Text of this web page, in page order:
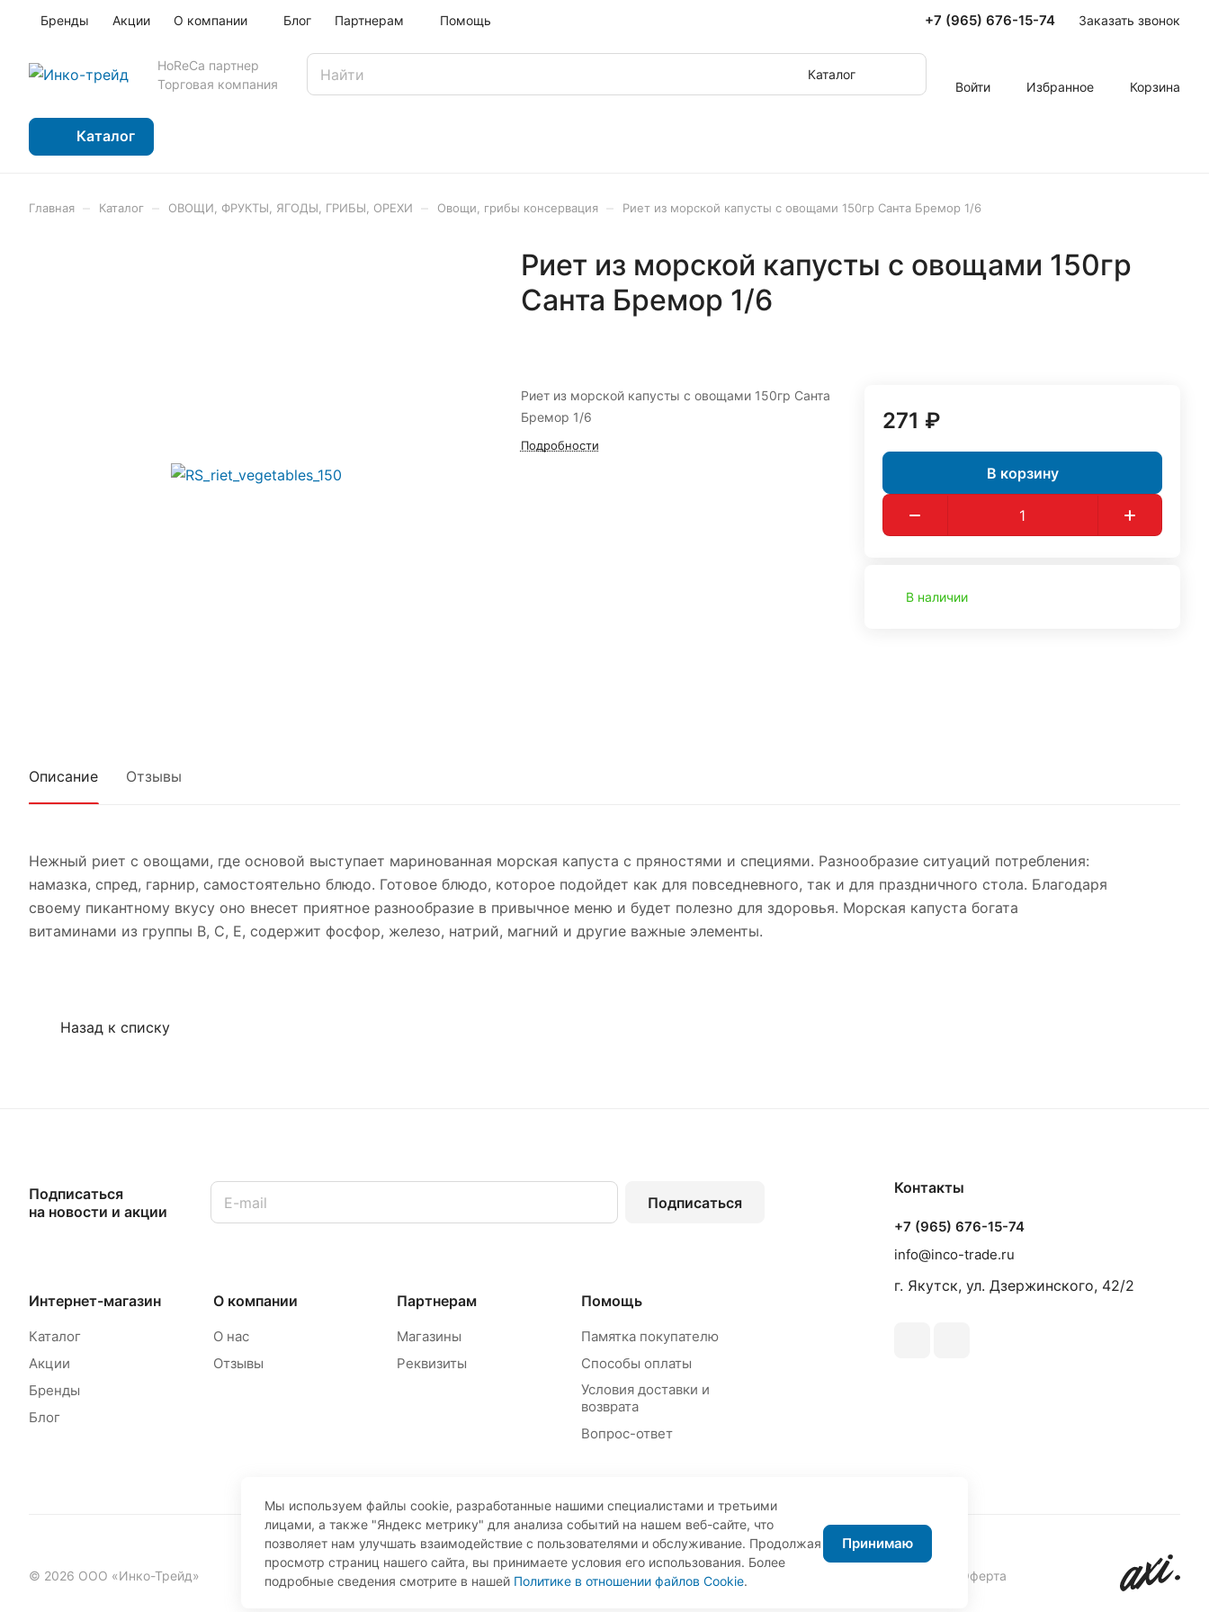
Бренды Акции О компании Блог Партнерам Помощь +7 (965) 676-15-74 Заказать звонок
HoReCa партнер
Торговая компания
Каталог
Войти
Избранное Корзина
Каталог
Главная Каталог ОВОЩИ, ФРУКТЫ, ЯГОДЫ, ГРИБЫ, ОРЕХИ Овощи, грибы консервация Риет из морской капусты с овощами 150гр Санта Бремор 1/6
Риет из морской капусты с овощами 150гр
Санта Бремор 1/6
Риет из морской капусты с овощами 150гр Санта
Бремор 1/6
Подробности
271 ₽
В корзину
В наличии
Описание Отзывы
Нежный риет с овощами, где основой выступает маринованная морская капуста с пряностями и специями. Разнообразие ситуаций потребления:
намазка, спред, гарнир, самостоятельно блюдо. Готовое блюдо, которое подойдет как для повседневного, так и для праздничного стола. Благодаря
своему пикантному вкусу оно внесет приятное разнообразие в привычное меню и будет полезно для здоровья. Морская капуста богата
витаминами из группы В, С, Е, содержит фосфор, железо, натрий, магний и другие важные элементы.
Назад к списку
Подписаться
на новости и акции
Подписаться
Интернет-магазин
Каталог
Акции
Бренды
Блог
О компании
О нас
Отзывы
Партнерам
Магазины
Реквизиты
Помощь
Памятка покупателю
Способы оплаты
Условия доставки и
возврата
Вопрос-ответ
Контакты
+7 (965) 676-15-74
info@inco-trade.ru
г. Якутск, ул. Дзержинского, 42/2
© 2026 ООО «Инко-Трейд» Оферта
Мы используем файлы cookie, разработанные нашими специалистами и третьими
лицами, а также "Яндекс метрику" для анализа событий на нашем веб-сайте, что
позволяет нам улучшать взаимодействие с пользователями и обслуживание. Продолжая
просмотр страниц нашего сайта, вы принимаете условия его использования. Более
подробные сведения смотрите в нашей Политике в отношении файлов Cookie.
Принимаю